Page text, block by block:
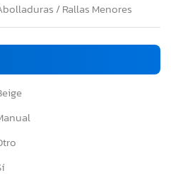
/ Rallas Menores